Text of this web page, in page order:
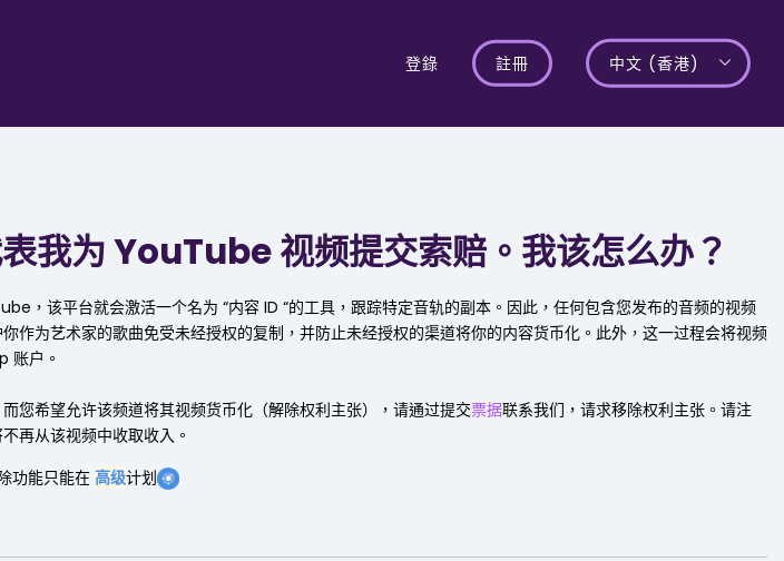
登錄 註冊 中文 (香港)
我为 YouTube 视频提交索赔。我该怎么办？
，该平台就会激活一个名为 “内容 ID “的工具，跟踪特定音轨的副本。因此，任何包含您发布的音频的视频
作为艺术家的歌曲免受未经授权的复制，并防止未经授权的渠道将你的内容货币化。此外，这一过程会将视频
账户。
您希望允许该频道将其视频货币化（解除权利主张），请通过提交票据联系我们，请求移除权利主张。请注
再从该视频中收取收入。
功能只能在高级计划